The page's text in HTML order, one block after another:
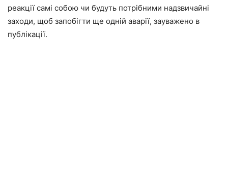
реакції самі собою чи будуть потрібними надзвичайні
заходи, щоб запобігти ще одній аварії, зауважено в
публікації.